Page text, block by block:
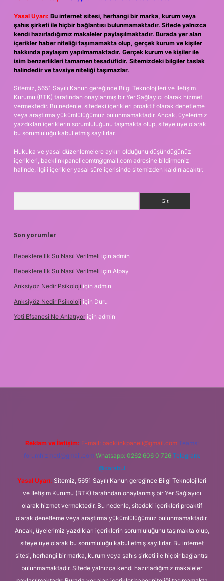
Yasal Uyarı: Bu internet sitesi, herhangi bir marka, kurum veya
şahıs şirketi ile hiçbir bağlantısı bulunmamaktadır. Sitede yalnızca
kendi hazırladığımız makaleler paylaşılmaktadır. Burada yer alan
içerikler haber niteliği taşımamakta olup, gerçek kurum ve kişiler
hakkında paylaşım yapılmamaktadır. Gerçek kurum ve kişiler ile
isim benzerlikleri tamamen tesadüfidir. Sitemizdeki bilgiler taslak
halindedir ve tavsiye niteliği taşımazlar.
Sitemiz, 5651 Sayılı Kanun gereğince Bilgi Teknolojileri ve İletişim
Kurumu (BTK) tarafından onaylanmış bir Yer Sağlayıcı olarak hizmet
vermektedir. Bu nedenle, sitedeki içerikleri proaktif olarak denetleme
veya araştırma yükümlülüğümüz bulunmamaktadır. Ancak, üyelerimiz
yazdıkları içeriklerin sorumluluğunu taşımakta olup, siteye üye olarak
bu sorumluluğu kabul etmiş sayılırlar.
Hukuka ve yasal düzenlemelere aykırı olduğunu düşündüğünüz
içerikleri, backlinkpanelicomtr@gmail.com adresine bildirmeniz
halinde, ilgili içerikler yasal süre içerisinde sitemizden kaldırılacaktır.
Son yorumlar
Bebeklere Ilk Su Nasıl Verilmeli için admin
Bebeklere Ilk Su Nasıl Verilmeli için Alpay
Anksiyöz Nedir Psikoloji için admin
Anksiyöz Nedir Psikoloji için Duru
Yeti Efsanesi Ne Anlatıyor için admin
Reklam ve İletişim: E-mail: backlinkpaneli@gmail.com Teams:
forumhizmeti@gmail.com Whatsapp: 0262 606 0 726 Telegram:
@karabul
Yasal Uyarı: Sitemiz, 5651 Sayılı Kanun gereğince Bilgi Teknolojileri
ve İletişim Kurumu (BTK) tarafından onaylanmış bir Yer Sağlayıcı
olarak hizmet vermektedir. Bu nedenle, sitedeki içerikleri proaktif
olarak denetleme veya araştırma yükümlülüğümüz bulunmamaktadır.
Ancak, üyelerimiz yazdıkları içeriklerin sorumluluğunu taşımakta olup,
siteye üye olarak bu sorumluluğu kabul etmiş sayılırlar. Bu internet
sitesi, herhangi bir marka, kurum veya şahıs şirketi ile hiçbir bağlantısı
bulunmamaktadır. Sitede yalnızca kendi hazırladığımız makaleler